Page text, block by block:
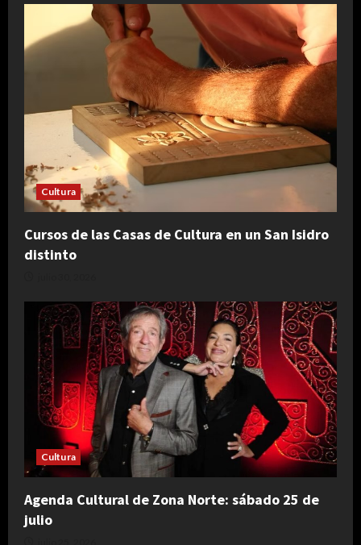
Cultura
Cursos de las Casas de Cultura en un San Isidro
distinto
Cultura
Agenda Cultural de Zona Norte: sábado 25 de
julio